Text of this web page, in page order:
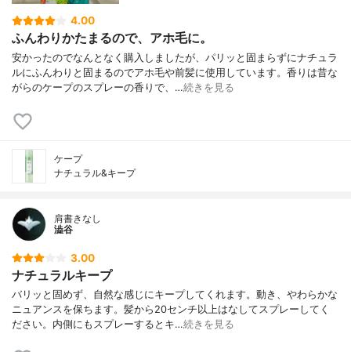
4.00
ふんわりかたまるので、アホ毛に。
安かったのでなんとなく購入しましたが、パリッと固まらずにナチュラ
ルにふんわりと固まるのでアホ毛や前髪に使用しています。香りは昔な
がらのケープのスプレーの香りで、…続きを見る
ケープ
ナチュラル&キープ
肩書きなし
澁谷
3.00
ナチュラルキープ
バリッと固めず、自然な感じにキープしてくれます。動き、やわらかな
ニュアンスを保ちます。髪から20センチ以上はなしてスプレーしてく
ださい。内側にもスプレーするとキ…続きを見る